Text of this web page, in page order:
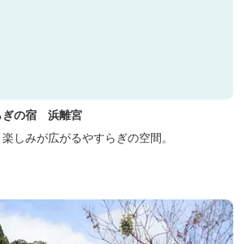
の宿 浜離宮
しみが広がるやすらぎの空間。